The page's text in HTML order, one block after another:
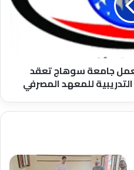
جامعة سوهاج تعقد
التدريبية للمعهد المصرفي